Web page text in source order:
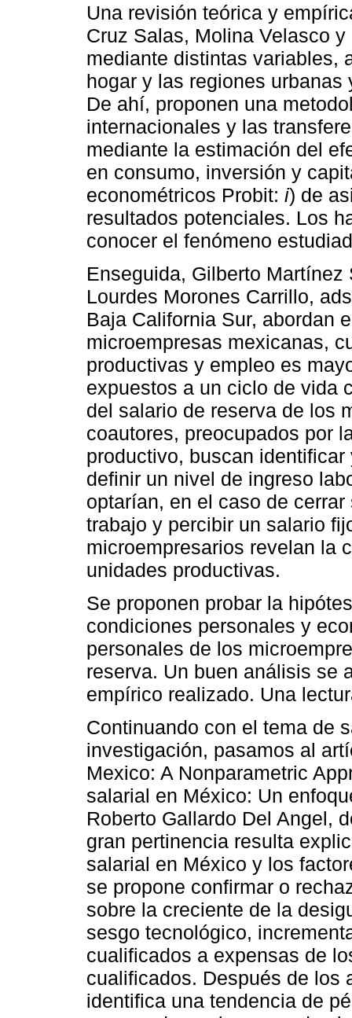
Una revisión teórica y
Cruz Salas, Molina Velasco
mediante distintas variables,
hogar y las regiones
De ahí, proponen una
internacionales y las
mediante la estimación del
en consumo, inversión y
econométricos Probit: i) de
resultados potenciales. Los
conocer el fenómeno
Enseguida, Gilberto
Lourdes Morones Carrillo,
Baja California Sur, abordan
microempresas mexicanas,
productivas y empleo es
expuestos a un ciclo de vida
del salario de reserva de los
coautores, preocupados por
productivo, buscan
definir un nivel de ingreso
optarían, en el caso de
trabajo y percibir un salario
microempresarios revelan la
unidades productivas.
Se proponen probar la
condiciones personales y
personales de los
reserva. Un buen análisis se
empírico realizado. Una
Continuando con el tema de
investigación, pasamos al
Mexico: A Nonparametric
salarial en México: Un
Roberto Gallardo Del Angel,
gran pertinencia resulta
salarial en México y los
se propone confirmar o
sobre la creciente de la
sesgo tecnológico,
cualificados a expensas de
cualificados. Después de los
identifica una tendencia de